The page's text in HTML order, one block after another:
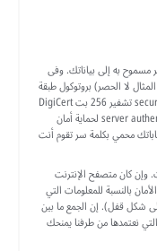
مسموح به إلى بياناتك. وفى
لا الحصر) بروتوكول طبقة
مآخذ التوصيل الآمنة secure socket layer data encryption تشفير 256 بت DigiCert
وجدران نارية firewall ومصادقة/تعريف الخادم server authentication لحماية أمان
محمي بكلمة سر تقوم أنت
وإن كان متصفح الإنترنت
بالنسبة للمعلومات التي
شكل قفل). إن الجمع ما بين
نعتمدها من طرفنا يمنحك